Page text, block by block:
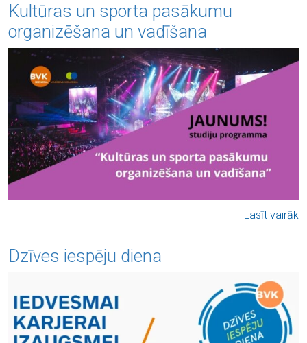
Kultūras un sporta pasākumu
organizēšana un vadīšana
Lasīt vairāk
Dzīves iespēju diena